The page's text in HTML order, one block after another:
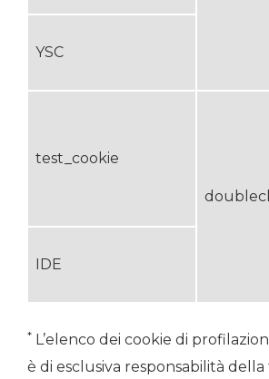
YSC
test_cookie
IDE
* L’elenco dei cookie di
è di esclusiva responsabilità